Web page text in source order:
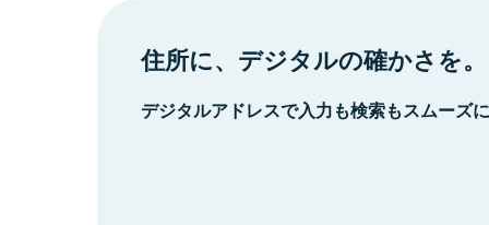
住所に、デジタルの確かさを。
デジタルアドレスで入力も検索もスムーズ